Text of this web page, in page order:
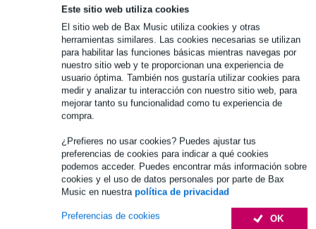
Este sitio web utiliza cookies
El sitio web de Bax Music utiliza cookies y otras
herramientas similares. Las cookies necesarias se utilizan
para habilitar las funciones básicas mientras navegas por
nuestro sitio web y te proporcionan una experiencia de
usuario óptima. También nos gustaría utilizar cookies para
medir y analizar tu interacción con nuestro sitio web, para
mejorar tanto su funcionalidad como tu experiencia de
compra.
¿Prefieres no usar cookies? Puedes ajustar tus
preferencias de cookies para indicar a qué cookies
podemos acceder. Puedes encontrar más información sobre
cookies y el uso de datos personales por parte de Bax
Music en nuestra política de privacidad
OK
Preferencias de cookies
Construcción
profundidad: 66 mm
montaje: cuatro orificios roscados m5 separados 90º en círculo de
101,6 mm de diámetro: 140 w a 1,2 khz
Especificaciones completas
Véase también (1)